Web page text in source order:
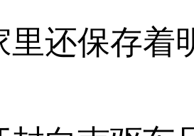
里还保存着